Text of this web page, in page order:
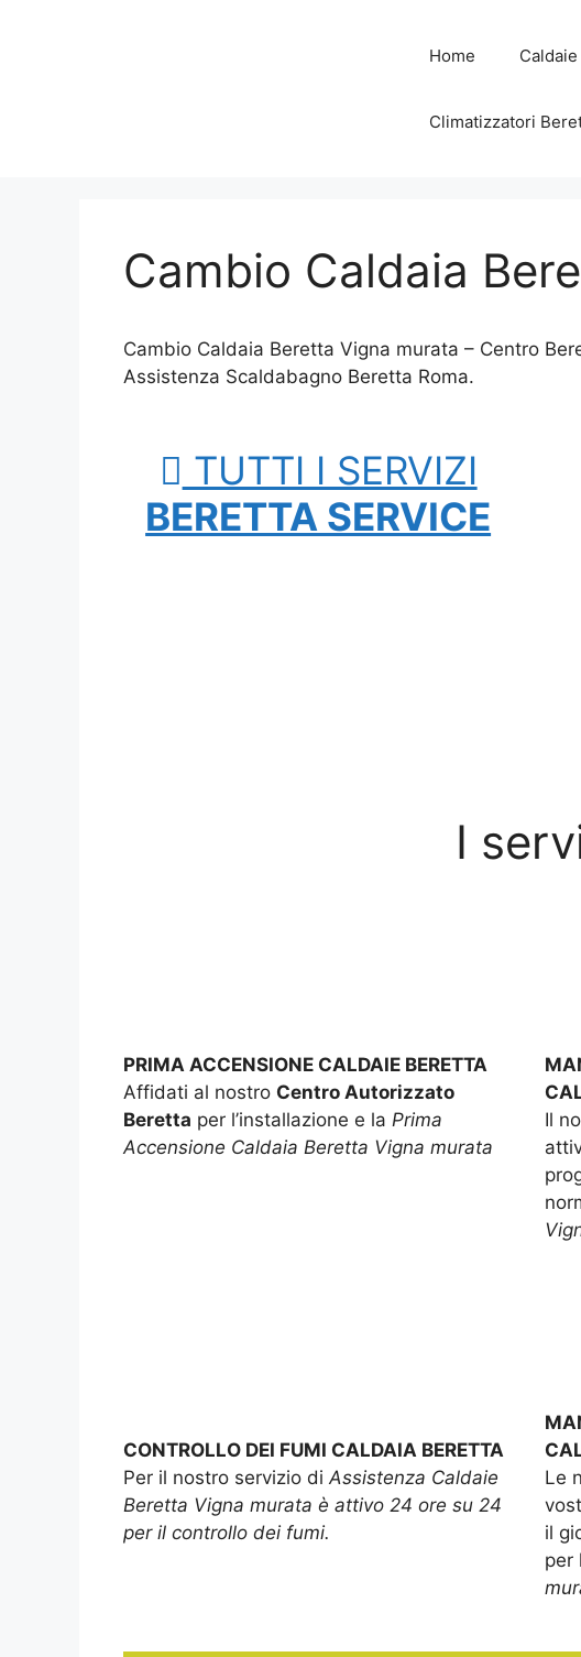
Home
Climatizzatori
Cambio Caldaia
Cambio Caldaia Beretta Vigna murata – Centro
Assistenza Scaldabagno Beretta Roma.
TUTTI I SERVIZI
BERETTA SERVICE
I
PRIMA ACCENSIONE CALDAIE BERETTA
Affidati al nostro Centro Autorizzato
Beretta per l’installazione e la Prima
Accensione Caldaia Beretta Vigna murata
Il
CONTROLLO DEI FUMI CALDAIA BERETTA
Per il nostro servizio diAssistenza Caldaie
Beretta Vigna murata è attivo 24 ore su 24
per il controllo dei fumi.
Le
il
per